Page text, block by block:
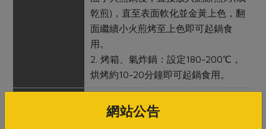
乾煎)，直至表面軟化並金黃上色，翻
面繼續小火煎烤至上色即可起鍋食
用。
2. 烤箱、氣炸鍋：設定180-200℃，
烘烤約10-20分鐘即可起鍋食用。
生、甲殼類及其製品，對其過敏者請
網站公告